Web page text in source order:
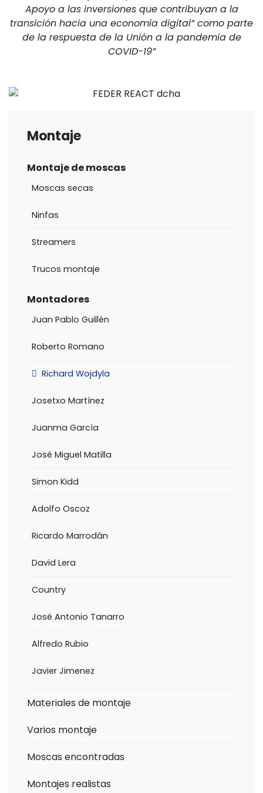
Apoyo a las inversiones que contribuyan a la
transición hacia una economía digital” como parte
de la respuesta de la Unión a la pandemia de
COVID-19”
Montaje
Montaje de moscas
Moscas secas
Ninfas
Streamers
Trucos montaje
Montadores
Juan Pablo Guillén
Roberto Romano
Richard Wojdyla
Josetxo Martínez
Juanma García
José Miguel Matilla
Simon Kidd
Adolfo Oscoz
Ricardo Marrodán
David Lera
Country
José Antonio Tanarro
Alfredo Rubio
Javier Jimenez
Materiales de montaje
Varios montaje
Moscas encontradas
Montajes realistas